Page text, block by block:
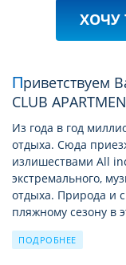
ХОЧУ
Приветствуем Вас на странице отеля KOCER
CLUB
Из года в год
отдыха. Сюда
излишествами All
экстремального,
отдыха. Природа и
пляжному сезону в
заканчиваться в
круглый год
ПОДРОБНЕЕ